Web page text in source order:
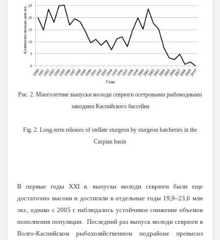
Рис. 2. Многолетние выпуски молоди севрюги осетровыми рыбоводными
заводами Каспийского бассейна
Fig. 2. Long-term releases of stellate sturgeon by sturgeon hatcheries in the
Caspian basin
В первые годы XXI в. выпуски молоди севрюги были еще
достаточно высоки и достигали в отдельные годы 19,9–23,6 млн
экз., однако с 2005 г. наблюдалось устойчивое снижение объемов
пополнения популяции. Последний раз выпуск молоди севрюги в
Волго-Каспийском рыбохозяйственном подрайоне превысил